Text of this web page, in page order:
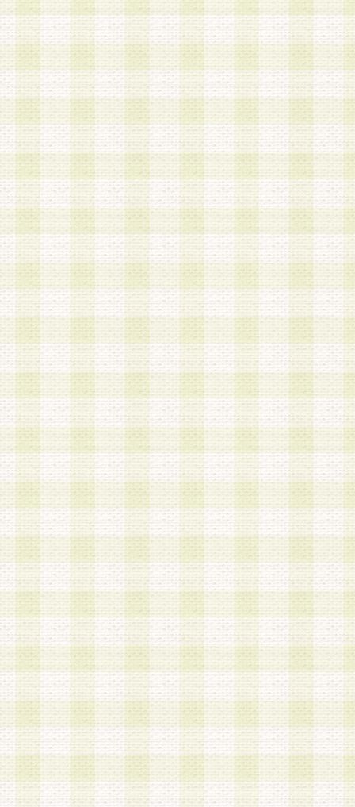
a.既に登録されている会員と同一のメールアドレ
録する場合
b.本サービスと同様のサービスを提供している企
業に従事していると思われる本人またはその家族
場合
c.その他当社が不適切と判断する場合
2.当社は、会員登録希望者を会員として承認する
した 場合、会員登録希望者による会員登録手続
による承認後の場合であっても、会員登録の取り
の抹消を、当社が適切と判 断する方法・手段に
とができるものとします。
3.会員登録希望者が18歳未満、成年被後見人、被
人 である場合は、親権者などの法定代理人の同
録を行うものとします。なお、義務教育学齢に該
者については、登録時に 当社が別途定める方法
権者による承認手続きを行うものとします。
第3条 会員の登録方法
1.会員登録手続きは、会員登録希望者本人が行う
る登録は一切認められないものとします。
2.会員登録希望者は、本規約に同意の後、当社指
画 面」において、当社が指定する必要事項を入
を行うものとします。当社は、会員登録を承認し
会員として本サービスを 受けるためのログイン
を付与します。
3.会員は、会員登録の際に申告する登録情報の全
いかなる虚偽の申告をも行ってはならないものと
4.会員は、複数のログインＩＤおよびパスワード
いものとします。
第4条 ログインIDおよびパスワードの管理
1.会員は、会員登録後、本サイト内にて本サービ
加する際には、前条に基づき当社から付与された
スワードを使用するものとします。
2.登録の際に当社が付与したログインIDおよびパ
の使用に関しては、全て会員本人がその責任を負